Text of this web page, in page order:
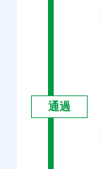
通過